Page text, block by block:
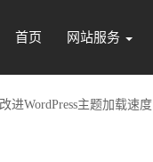
首页 网站服务
进WordPress主题加载速度